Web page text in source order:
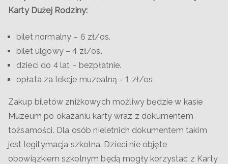
Karty Dużej Rodziny:
bilet normalny – 6 zł/os.
bilet ulgowy – 4 zł/os.
dzieci do 4 lat – bezpłatnie.
opłata za lekcje muzealną – 1 zł/os.
Zakup biletów zniżkowych możliwy będzie w kasie
Muzeum po okazaniu karty wraz z dokumentem
tożsamości. Dla osób nieletnich dokumentem takim
jest legitymacja szkolna. Dzieci nie objęte
obowiązkiem szkolnym będą mogły korzystać z Karty